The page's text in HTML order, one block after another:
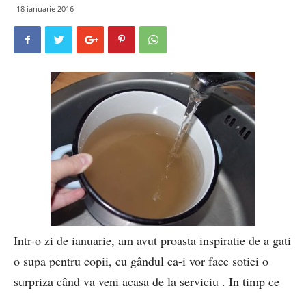
18 ianuarie 2016
Intr-o zi de ianuarie, am avut proasta inspiratie de a gati
o supa pentru copii, cu gândul ca-i vor face sotiei o
surpriza când va veni acasa de la serviciu . In timp ce